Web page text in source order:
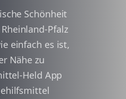
Schönheit
Pfalz
einfach es ist,
Nähe zu
Held App